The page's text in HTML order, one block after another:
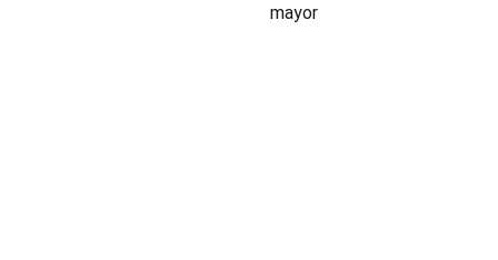
mayor